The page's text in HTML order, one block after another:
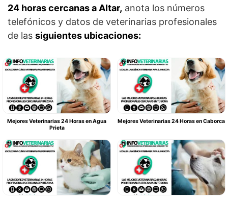
24 horas cercanas a Altar, anota los números
telefónicos y datos de veterinarias profesionales
de las siguientes ubicaciones:
Mejores Veterinarias 24 Horas en Agua
Prieta
Mejores Veterinarias 24 Horas en Caborca